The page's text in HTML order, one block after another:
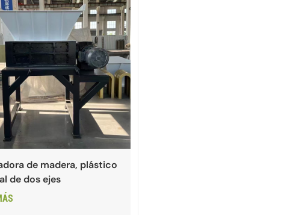
de madera, plástico
de dos ejes